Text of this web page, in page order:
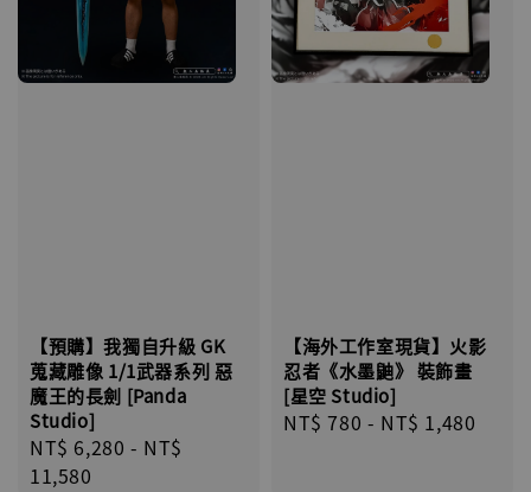
【預購】我獨自升級 GK
蒐藏雕像 1/1武器系列 惡
魔王的長劍 [Panda
Studio]
Regular
price
NT$ 6,280 - NT$
11,580
【海外工作室現貨】火影
忍者《水墨鼬》 裝飾畫
[星空 Studio]
Regular
NT$ 780 - NT$ 1,480